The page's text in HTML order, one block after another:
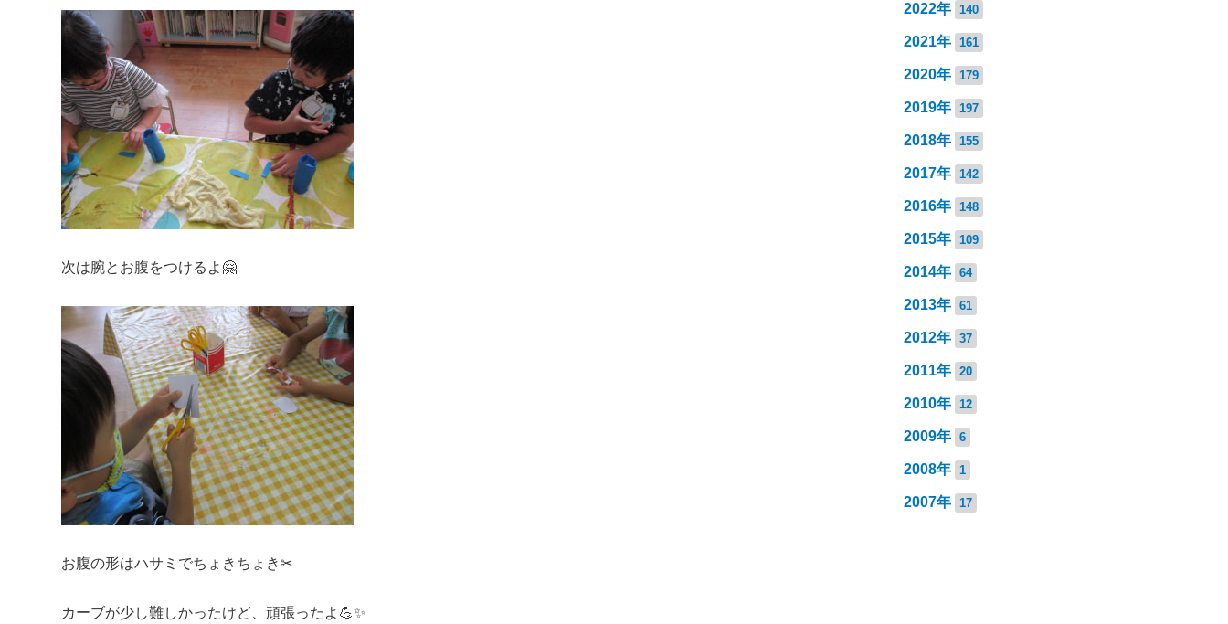
次は腕とお腹をつけるよ🤗
お腹の形はハサミでちょきちょき✂
カーブが少し難しかったけど、頑張ったよ💪✨
2022年 140
2021年 161
2020年 179
2019年 197
2018年 155
2017年 142
2016年 148
2015年 109
2014年 64
2013年 61
2012年 37
2011年 20
2010年 12
2009年 6
2008年 1
2007年 17